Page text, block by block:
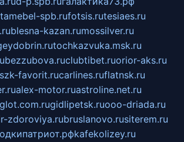
spb.rufotsis.rutesiaes.ru
blesna-kazan.rumossilver.ru
tochkazvuka.msk.ru
bezzubova.ruclubtibet.ruorior-aks.ru
szk-favorit.rucarlines.ruflatnsk.ru
alex-motor.ruastroline.net.ru
gidlipetsk.ruooo-driada.ru
zdoroviya.rubruslanovo.rusiterem.ru
kafekolizey.ru